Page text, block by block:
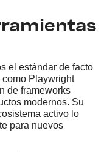
el estándar de facto
Playwright
de frameworks
modernos. Su
activo lo
para nuevos